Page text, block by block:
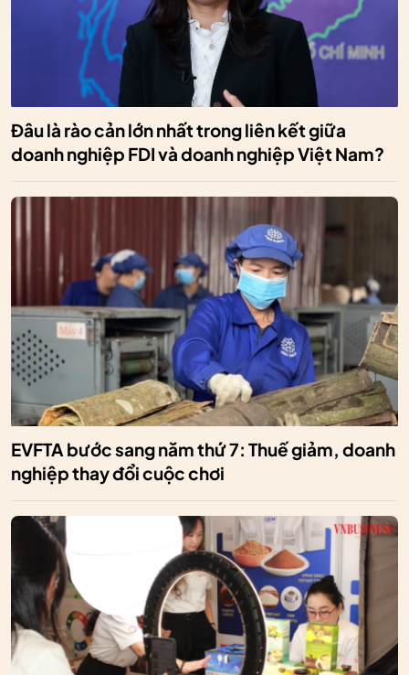
Đâu là rào cản lớn nhất trong liên kết giữa
doanh nghiệp FDI và doanh nghiệp Việt Nam?
EVFTA bước sang năm thứ 7: Thuế giảm, doanh
nghiệp thay đổi cuộc chơi